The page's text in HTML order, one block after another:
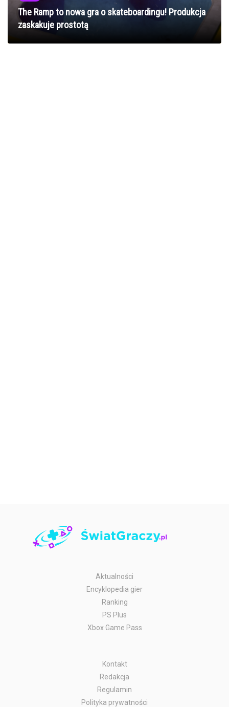
The Ramp to nowa gra o skateboardingu! Produkcja
zaskakuje prostotą
Aktualności
Encyklopedia gier
Ranking
PS Plus
Xbox Game Pass
Kontakt
Redakcja
Regulamin
Polityka prywatności